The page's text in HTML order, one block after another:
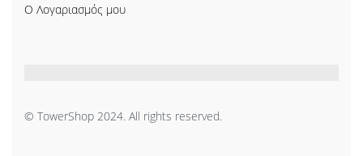
Ο Λογαριασμός μου
© TowerShop 2024. All rights reserved.